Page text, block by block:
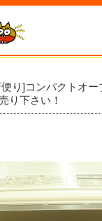
り]コンパクトオ
り下さい！